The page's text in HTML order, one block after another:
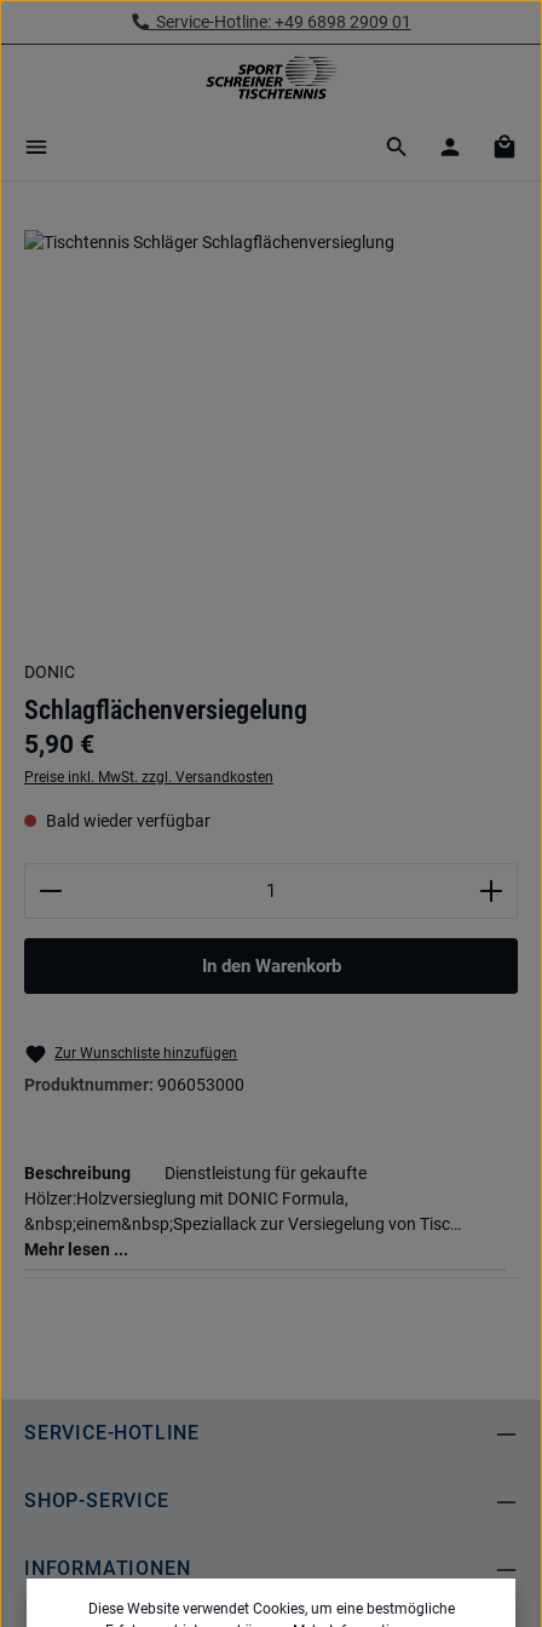
Zum Hauptinhalt springenService-Hotline: +49 6898 2909 01
Bildergalerie überspringen
DONIC
Schlagflächenversiegelung
5,90 €
Preise inkl. MwSt. zzgl. Versandkosten
Bald wieder verfügbar
Produkt Anzahl: Gib den gewünschten Wert ein
In den Warenkorb
Zur Wunschliste hinzufügen
Produktnummer: 906053000
Beschreibung
Dienstleistung für gekaufte
Hölzer:Holzversieglung mit DONIC Formula,
&nbsp;einem&nbsp;Speziallack zur Versiegelung von Tisc…
Mehr lesen ...
SERVICE-HOTLINE
SHOP-SERVICE
INFORMATIONEN
Diese Website verwendet Cookies, um eine bestmögliche